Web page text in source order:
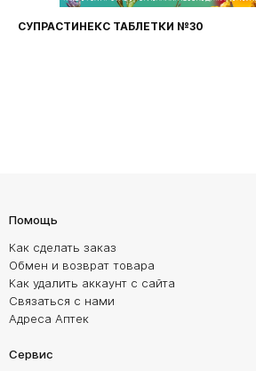
СУПРАСТИНЕКС ТАБЛЕТКИ №30
Помощь
Как сделать заказ
Обмен и возврат товара
Как удалить аккаунт с сайта
Связаться с нами
Адреса Аптек
Сервис